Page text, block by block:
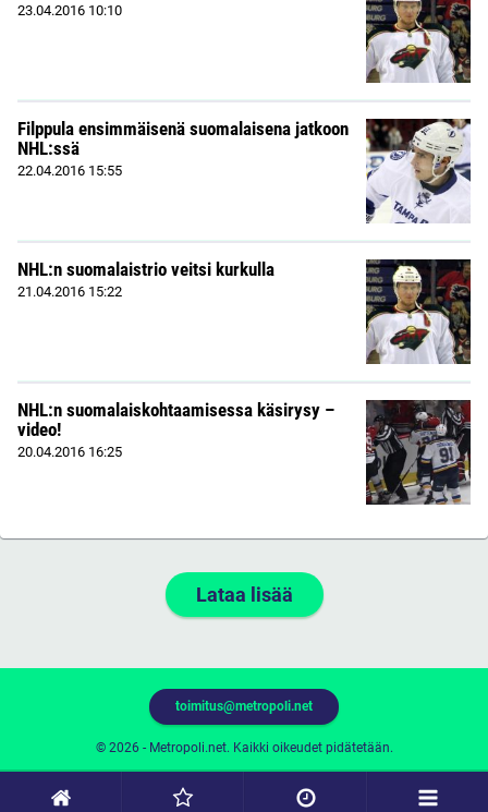
23.04.2016 10:10
Filppula ensimmäisenä suomalaisena jatkoon
NHL:ssä
22.04.2016 15:55
NHL:n suomalaistrio veitsi kurkulla
21.04.2016 15:22
NHL:n suomalaiskohtaamisessa käsirysy –
video!
20.04.2016 16:25
Lataa lisää
© 2026 - Metropoli.net. Kaikki oikeudet pidätetään.
toimitus@metropoli.net